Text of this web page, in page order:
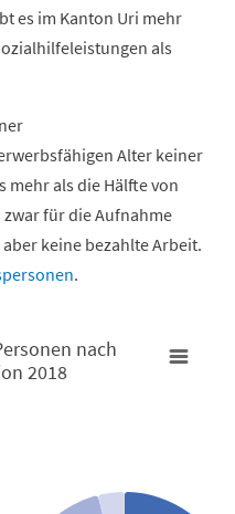
es im Kanton Uri mehr
als
Alter keiner
mehr als die Hälfte von
zwar für die Aufnahme
keine bezahlte Arbeit.
.
2018
nach
2018